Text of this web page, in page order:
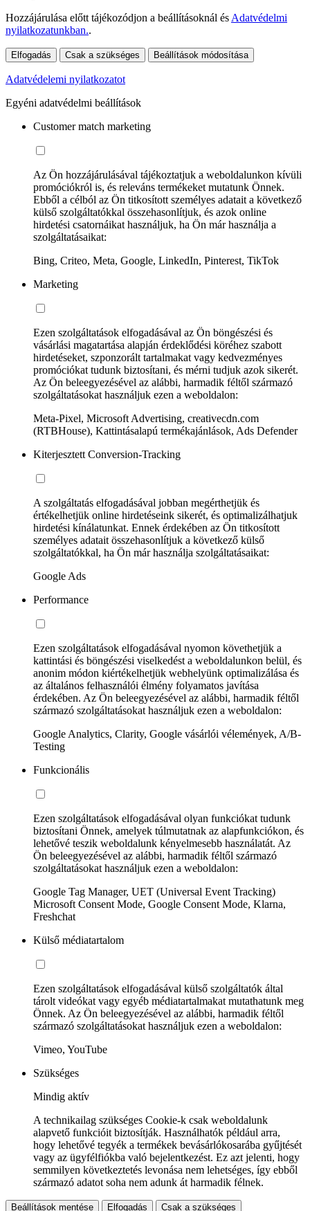
Hozzájárulása előtt tájékozódjon a beállításoknál és Adatvédelmi
nyilatkozatunkban..
Elfogadás Csak a szükséges Beállítások módosítása
Adatvédelemi nyilatkozatot
Egyéni adatvédelmi beállítások
Customer match marketing
Az Ön hozzájárulásával tájékoztatjuk a weboldalunkon kívüli
promóciókról is, és releváns termékeket mutatunk Önnek.
Ebből a célból az Ön titkosított személyes adatait a következő
külső szolgáltatókkal összehasonlítjuk, és azok online
hirdetési csatornáikat használjuk, ha Ön már használja a
szolgáltatásaikat:
Bing, Criteo, Meta, Google, LinkedIn, Pinterest, TikTok
Marketing
Ezen szolgáltatások elfogadásával az Ön böngészési és
vásárlási magatartása alapján érdeklődési köréhez szabott
hirdetéseket, szponzorált tartalmakat vagy kedvezményes
promóciókat tudunk biztosítani, és mérni tudjuk azok sikerét.
Az Ön beleegyezésével az alábbi, harmadik féltől származó
szolgáltatásokat használjuk ezen a weboldalon:
Meta-Pixel, Microsoft Advertising, creativecdn.com
(RTBHouse), Kattintásalapú termékajánlások, Ads Defender
Kiterjesztett Conversion-Tracking
A szolgáltatás elfogadásával jobban megérthetjük és
értékelhetjük online hirdetéseink sikerét, és optimalizálhatjuk
hirdetési kínálatunkat. Ennek érdekében az Ön titkosított
személyes adatait összehasonlítjuk a következő külső
szolgáltatókkal, ha Ön már használja szolgáltatásaikat:
Google Ads
Performance
Ezen szolgáltatások elfogadásával nyomon követhetjük a
kattintási és böngészési viselkedést a weboldalunkon belül, és
anonim módon kiértékelhetjük webhelyünk optimalizálása és
az általános felhasználói élmény folyamatos javítása
érdekében. Az Ön beleegyezésével az alábbi, harmadik féltől
származó szolgáltatásokat használjuk ezen a weboldalon:
Google Analytics, Clarity, Google vásárlói vélemények, A/B-
Testing
Funkcionális
Ezen szolgáltatások elfogadásával olyan funkciókat tudunk
biztosítani Önnek, amelyek túlmutatnak az alapfunkciókon, és
lehetővé teszik weboldalunk kényelmesebb használatát. Az
Ön beleegyezésével az alábbi, harmadik féltől származó
szolgáltatásokat használjuk ezen a weboldalon:
Google Tag Manager, UET (Universal Event Tracking)
Microsoft Consent Mode, Google Consent Mode, Klarna,
Freshchat
Külső médiatartalom
Ezen szolgáltatások elfogadásával külső szolgáltatók által
tárolt videókat vagy egyéb médiatartalmakat mutathatunk meg
Önnek. Az Ön beleegyezésével az alábbi, harmadik féltől
származó szolgáltatásokat használjuk ezen a weboldalon:
Vimeo, YouTube
Szükséges
Mindig aktív
A technikailag szükséges Cookie-k csak weboldalunk
alapvető funkcióit biztosítják. Használhatók például arra,
hogy lehetővé tegyék a termékek bevásárlókosarába gyűjtését
vagy az ügyfélfiókba való bejelentkezést. Ez azt jelenti, hogy
semmilyen következtetés levonása nem lehetséges, így ebből
származó adatot soha nem adunk át harmadik félnek.
Beállítások mentése Elfogadás Csak a szükséges